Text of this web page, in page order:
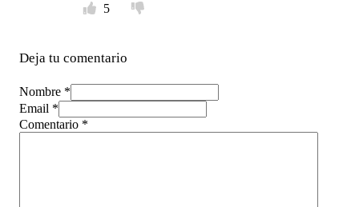
5
Deja tu comentario
Nombre *
Email *
Comentario *